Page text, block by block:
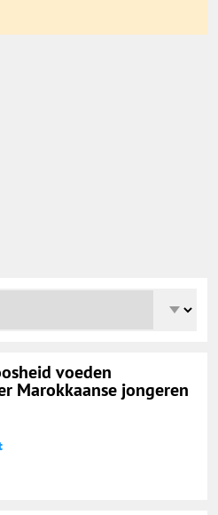
voeden
Marokkaanse jongeren